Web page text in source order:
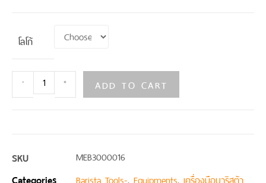
โลโก้
- + ADD TO CART
SKU MEB3000016
Categories , ,